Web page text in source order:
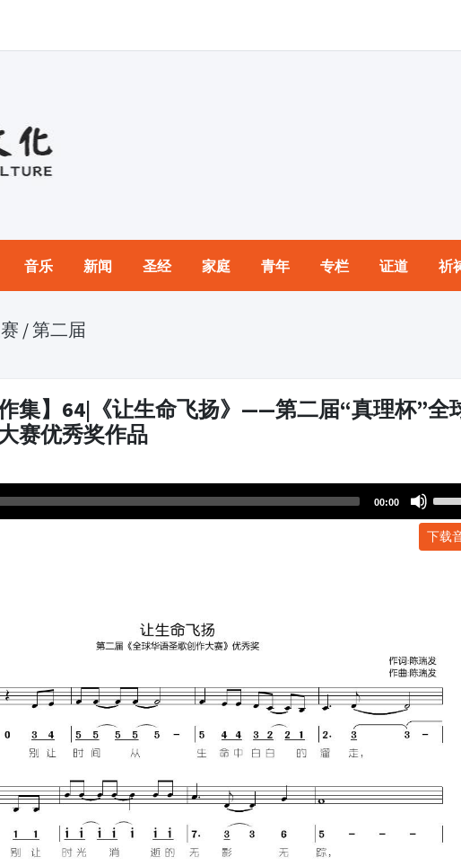
音乐 新闻 圣经 家庭 青年 专栏 证道 祈
/第二届
作集】64|《让生命飞扬》——第二届“真理杯”全
赛优秀奖作品
00:00
下载